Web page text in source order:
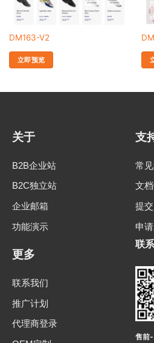
DM163-V2
立即预览
关于
B2B企业站
B2C独立站
企业邮箱
功能演示
支
常
文
提
申
更多
联系我们
推广计划
代理商登录
联
售前